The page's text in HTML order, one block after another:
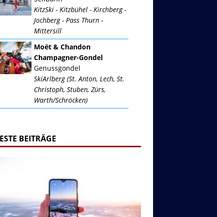
KitzSki - Kitzbühel - Kirchberg -
Jochberg - Pass Thurn -
Mittersill
Moët & Chandon
Champagner-Gondel
Genussgondel
SkiArlberg (St. Anton, Lech, St.
Christoph, Stuben, Zürs,
Warth/Schröcken)
BEITRÄGE